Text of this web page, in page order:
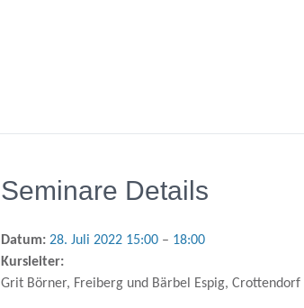
Seminare Details
Datum: 28. Juli 2022 15:00– 18:00
Kursleiter:
Grit Börner, Freiberg und Bärbel Espig, Crottendorf